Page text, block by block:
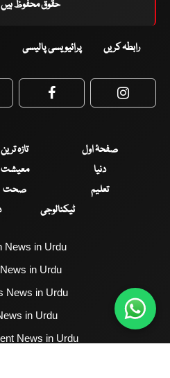
حقوق محفوظ ہیں ©
رابطہ کریں پرائیویسی پالیسی
Facebook
صفحۂ اول تازہ ترین
دنیا
معیشت
تعلیم
صحت
ٹیکنالوجی
News in Urdu
in Urdu
News in Urdu
in Urdu
News in Urdu